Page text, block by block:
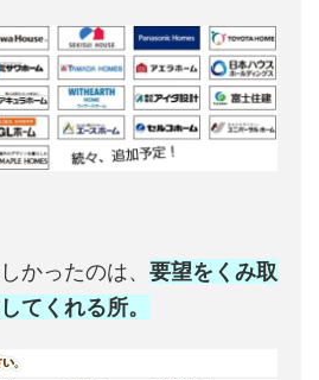
かったのは、 要望をくみ取
てくれる所。